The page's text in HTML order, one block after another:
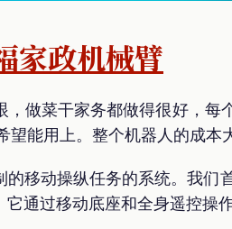
政机械臂
做菜干家务都做得很好，每
能用上。整个机器人的成本
移动操纵任务的系统。我们
通过移动底座和全身遥控操